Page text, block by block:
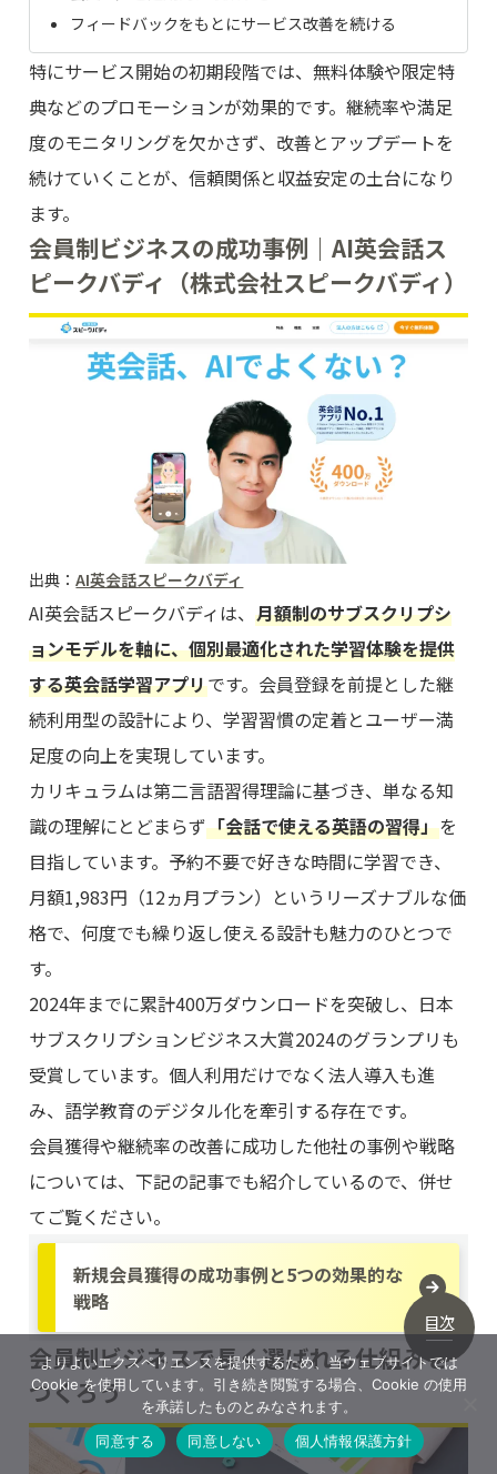
フィードバックをもとにサービス改善を続ける
特にサービス開始の初期段階では、無料体験や限定特
典などのプロモーションが効果的です。継続率や満足
度のモニタリングを欠かさず、改善とアップデートを
続けていくことが、信頼関係と収益安定の土台になり
ます。
会員制ビジネスの成功事例｜AI英会話ス
ピークバディ（株式会社スピークバディ）
出典：AI英会話スピークバディ
AI英会話スピークバディは、月額制のサブスクリプシ
ョンモデルを軸に、個別最適化された学習体験を提供
する英会話学習アプリです。会員登録を前提とした継
続利用型の設計により、学習習慣の定着とユーザー満
足度の向上を実現しています。
カリキュラムは第二言語習得理論に基づき、単なる知
識の理解にとどまらず「会話で使える英語の習得」を
目指しています。予約不要で好きな時間に学習でき、
月額1,983円（12ヵ月プラン）というリーズナブルな価
格で、何度でも繰り返し使える設計も魅力のひとつで
す。
2024年までに累計400万ダウンロードを突破し、日本
サブスクリプションビジネス大賞2024のグランプリも
受賞しています。個人利用だけでなく法人導入も進
み、語学教育のデジタル化を牽引する存在です。
会員獲得や継続率の改善に成功した他社の事例や戦略
については、下記の記事でも紹介しているので、併せ
てご覧ください。
新規会員獲得の成功事例と5つの効果的な
戦略
会員制ビジネスで長く選ばれる仕組みを
つくろう
目次
よりよいエクスペリエンスを提供するため、当ウェブサイトでは
Cookie を使用しています。引き続き閲覧する場合、Cookie の使用
を承諾したものとみなされます。
同意する
同意しない 個人情報保護方針